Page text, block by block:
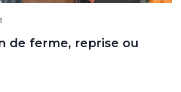
de ferme, reprise ou